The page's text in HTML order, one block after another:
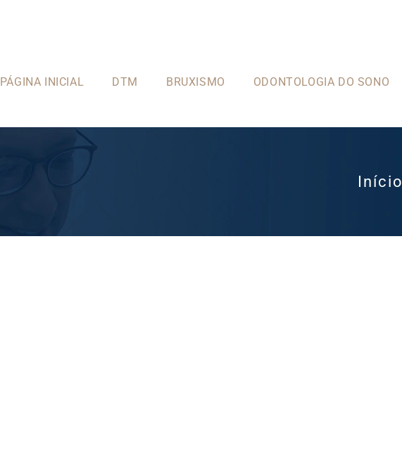
PÁGINA INICIAL DTM BRUXISMO ODONTOLOGIA DO SONO
Início